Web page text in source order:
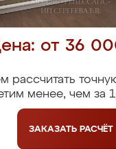
от 36
рассчитать
менее, чем за
ЗАКАЗАТЬ РАСЧЁТ